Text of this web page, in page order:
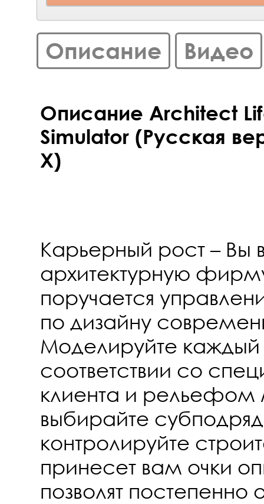
Описание Видео
Описание Architect
Simulator (Русская
X)
Карьерный рост – Вы
архитектурную
поручается
по дизайну
Моделируйте
соответствии со
клиента и рельефом
выбирайте
контролируйте
принесет вам очки
позволят постепенно